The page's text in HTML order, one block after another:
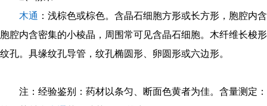
木通 ：浅棕色或棕色。含晶石细胞方形或长方形，胞腔内
胞腔内含密集的小棱晶，周围常可见含晶石细胞。木纤维长梭
纹孔。具缘纹孔导管，纹孔椭圆形、卵圆形或六边形。
注：经验鉴别：药材以条匀、断面色黄者为佳。含量测定